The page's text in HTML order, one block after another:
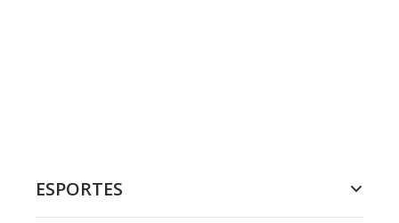
ESPORTES